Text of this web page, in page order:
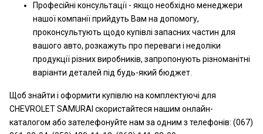
Професійні консультації - якщо необхідно менеджери
нашої компанії прийдуть Вам на допомогу,
проконсультують щодо купівлі запасних частин для
вашого авто, розкажуть про переваги і недоліки
продукції різних виробників, запропонують різноманітні
варіанти деталей під будь-який бюджет.
Щоб знайти і оформити купівлю на комплектуючі для
CHEVROLET SAMURAI скористайтеся нашим онлайн-
каталогом або зателефонуйте нам за одним з телефонів: (067)